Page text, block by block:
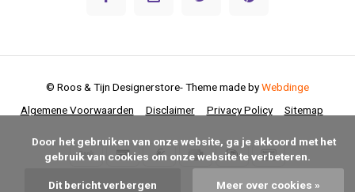
Algemene Voorwaarden Disclaimer Privacy Policy Sitemap
© Roos & Tijn Designerstore- Theme made byWebdinge
gebruik van cookies om onze website te verbeteren.
Dit bericht verbergen Meer over cookies »